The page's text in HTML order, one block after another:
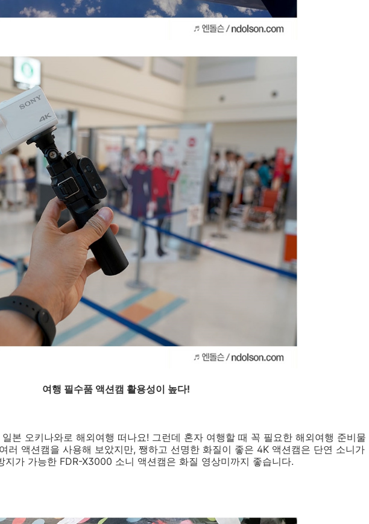
여행 필수품 액션캠 활용성이 높다!
본 오키나와로 해외여행 떠나요! 그런데 혼자 여행할 때 꼭 필요한 해외여행 준비물
러 액션캠을 사용해 보았지만, 쨍하고 선명한 화질이 좋은 4K 액션캠은 단연 소니가
지가 가능한 FDR-X3000 소니 액션캠은 화질 영상미까지 좋습니다.